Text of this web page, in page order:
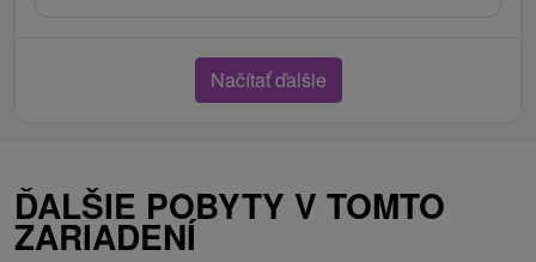
Načítať ďalšie
ĎALŠIE POBYTY V TOMTO
ZARIADENÍ